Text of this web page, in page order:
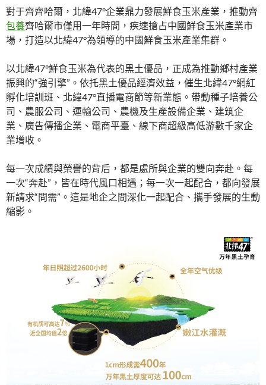
對于齊齊哈爾，北緯47°企業鼎力發展鮮食玉米產業，推動齊
包養齊哈爾市僅用一年時間，疾速搶占中國鮮食玉米產業市
場，打造以北緯47°為領導的中國鮮食玉米產業集群。
以北緯47°鮮食玉米為代表的黑土優品，正成為推動鄉村產業
振興的“強引擎”。依托黑土優品經濟效益，催生北緯47°網紅
孵化培訓班、北緯47°直播電商節等新業態。帶動種子培養公
司、農服公司、運輸公司、農機及生產設備企業、建筑企
業、廣告傳播企業、電商平臺、線下商超級高低游數千家企
業增收。
每一次成績與榮譽的背后，都是處所與企業的雙向奔赴。每
一次“奔赴”，皆在時代風口相遇；每一次一起配合，都向發展
新請求“問需”。這是地企之間深化一起配合、攜手發展的生動
縮影。